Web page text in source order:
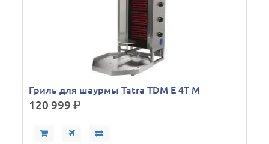
Гриль для шаурмы Tatra TDM E 4T M
120 999р.